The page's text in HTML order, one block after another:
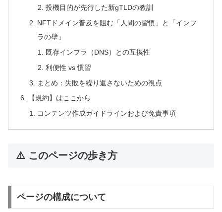
投機目的が先行した新gTLDの教訓
NFTドメイン普及を阻む「人間の習慣」と「インフ
ラの壁」
既存インフラ（DNS）との互換性
利便性 vs 慣習
まとめ：失敗を繰り返さないための視点
【規約】はここから
コンテンツ作成ガイドラインおよび免責事項
⚠️ このページの歩き方
ページの構成について